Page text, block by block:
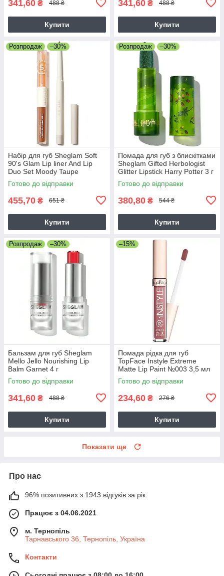
341,60 ₴ 488 ₴
Купити
341,60 ₴ 488 ₴
Купити
Розпродаж –30%
Набір для губ Sheglam Soft
90's Glam Lip liner And Lip
Duo Set Moody Taupe
Готово до відправки
455,70 ₴ 651 ₴
Купити
Розпродаж –30%
Помада для губ з блискітками
Sheglam Gifted Herbologist
Glitter Lipstick Harry Potter 3 г
Готово до відправки
380,80 ₴ 544 ₴
Купити
Розпродаж –30%
Бальзам для губ Sheglam
Mello Jello Nourishing Lip
Balm Garnet 4 г
Готово до відправки
341,60 ₴ 488 ₴
Купити
–15%
Помада рідка для губ
TopFace Instyle Extreme
Matte Lip Paint №003 3,5 мл
Готово до відправки
234,60 ₴ 276 ₴
Купити
Показати ще
Про нас
96% позитивних з 1943 відгуків за рік
Працює з 04.06.2021
м. Тернопіль
Тарнавського 36, Тернопіль, Україна
Контакти